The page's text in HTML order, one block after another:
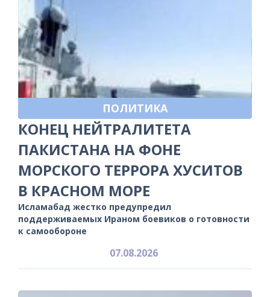
ПОЛИТИКА
КОНЕЦ НЕЙТРАЛИТЕТА
ПАКИСТАНА НА ФОНЕ
МОРСКОГО ТЕРРОРА ХУСИТОВ
В КРАСНОМ МОРЕ
Исламабад жестко предупредил
поддерживаемых Ираном боевиков о готовности
к самообороне
07.08.2026